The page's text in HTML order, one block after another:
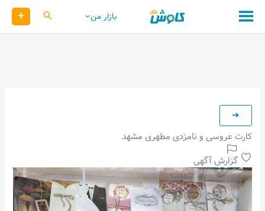
محتوا
بازار من کاوش +
کارت عروسی و نامزدی مطهری مشهد
گزارش آگهی